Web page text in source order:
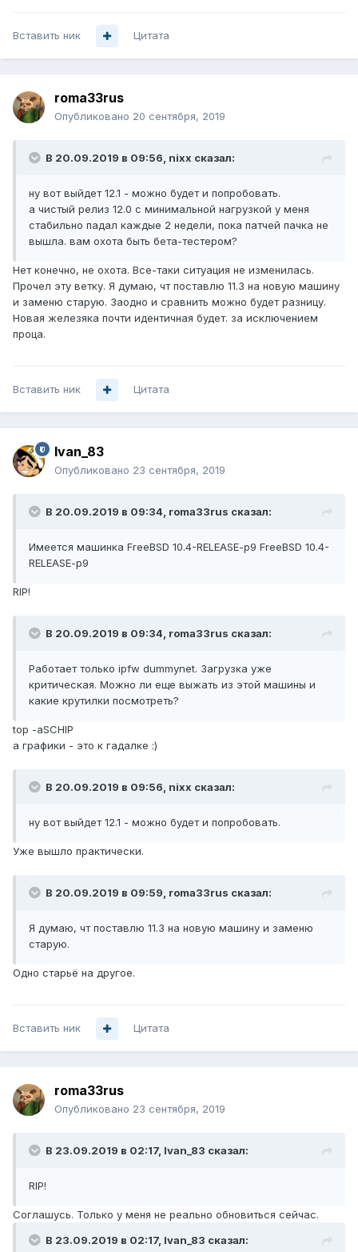
Вставить ник Цитата
roma33rus
Опубликовано 20 сентября, 2019
В 20.09.2019 в 09:56, nixx сказал:
ну вот выйдет 12.1 - можно будет и попробовать.
а чистый релиз 12.0 с минимальной нагрузкой у меня
стабильно падал каждые 2 недели, пока патчей пачка не
вышла. вам охота быть бета-тестером?
Нет конечно, не охота. Все-таки ситуация не изменилась.
Прочел эту ветку. Я думаю, чт поставлю 11.3 на новую машину
и заменю старую. Заодно и сравнить можно будет разницу.
Новая железяка почти идентичная будет. за исключением
проца.
Вставить ник Цитата
Ivan_83
Опубликовано 23 сентября, 2019
В 20.09.2019 в 09:34, roma33rus сказал:
Имеется машинка FreeBSD 10.4-RELEASE-p9 FreeBSD 10.4-
RELEASE-p9
RIP!
В 20.09.2019 в 09:34, roma33rus сказал:
Работает только ipfw dummynet. Загрузка уже
критическая. Можно ли еще выжать из этой машины и
какие крутилки посмотреть?
top -aSCHIP
а графики - это к гадалке :)
В 20.09.2019 в 09:56, nixx сказал:
ну вот выйдет 12.1 - можно будет и попробовать.
Уже вышло практически.
В 20.09.2019 в 09:59, roma33rus сказал:
Я думаю, чт поставлю 11.3 на новую машину и заменю
старую.
Одно старьё на другое.
Вставить ник Цитата
roma33rus
Опубликовано 23 сентября, 2019
В 23.09.2019 в 02:17, Ivan_83 сказал:
RIP!
Соглашусь. Только у меня не реально обновиться сейчас.
В 23.09.2019 в 02:17, Ivan_83 сказал: